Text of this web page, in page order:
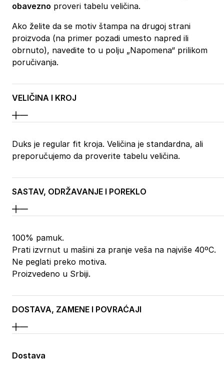
obavezno proveri tabelu veličina.
Ako želite da se motiv štampa na drugoj strani
proizvoda (na primer pozadi umesto napred ili
obrnuto), navedite to u polju „Napomena“ prilikom
poručivanja.
VELIČINA I KROJ
Duks je regular fit kroja. Veličina je standardna, ali
preporučujemo da proverite tabelu veličina.
SASTAV, ODRŽAVANJE I POREKLO
100% pamuk.
Prati izvrnut u mašini za pranje veša na najviše 40ºC.
Ne peglati preko motiva.
Proizvedeno u Srbiji.
DOSTAVA, ZAMENE I POVRAĆAJI
Dostava